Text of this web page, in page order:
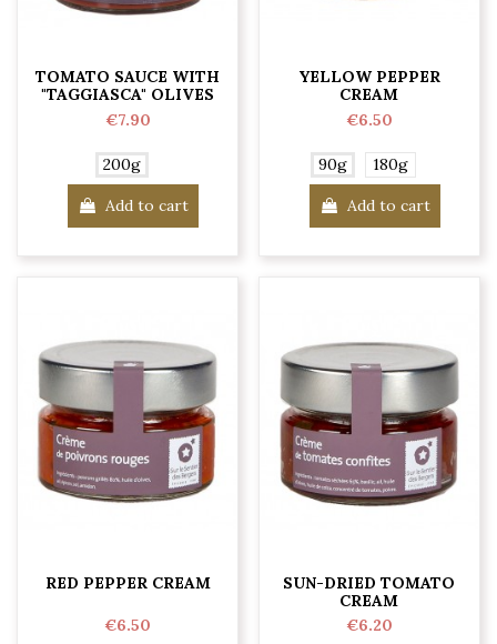
TOMATO SAUCE WITH
"TAGGIASCA" OLIVES
€7.90
200g
Add to cart
YELLOW PEPPER
CREAM
€6.50
90g 180g
Add to cart
RED PEPPER CREAM
€6.50
SUN-DRIED TOMATO
CREAM
€6.20